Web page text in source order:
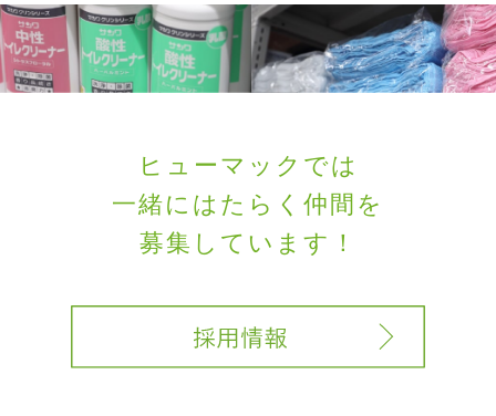
ヒューマックでは
一緒にはたらく 仲間を
募集しています！